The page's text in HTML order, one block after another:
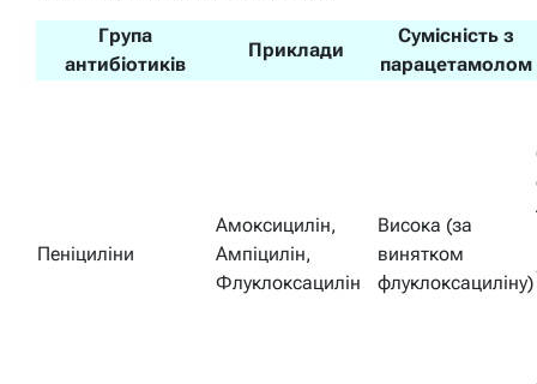
Група
антибіотиків
Приклади
Сумісність з
парацетамолом
Пеніциліни
Амоксицилін,
Ампіцилін,
Флуклоксацилін
Висока (за
винятком
флуклоксациліну)